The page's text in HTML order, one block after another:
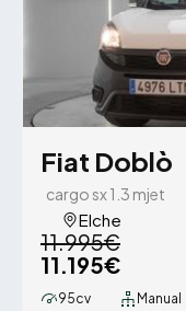
Fiat Doblò
cargo sx 1.3 mjet
Elche
11.995€
11.195€
95cv Manual